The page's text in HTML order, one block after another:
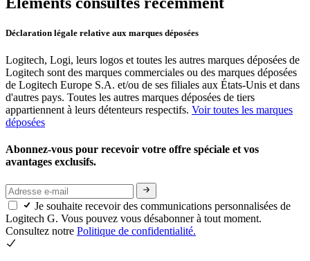
Déclaration légale relative aux marques déposées
Logitech, Logi, leurs logos et toutes les autres marques déposées de
Logitech sont des marques commerciales ou des marques déposées
de Logitech Europe S.A. et/ou de ses filiales aux États-Unis et dans
d'autres pays. Toutes les autres marques déposées de tiers
appartiennent à leurs détenteurs respectifs. Voir toutes les marques
déposées
Abonnez-vous pour recevoir votre offre spéciale et vos
avantages exclusifs.
Je souhaite recevoir des communications personnalisées de
Logitech G. Vous pouvez vous désabonner à tout moment.
Consultez notre Politique de confidentialité.